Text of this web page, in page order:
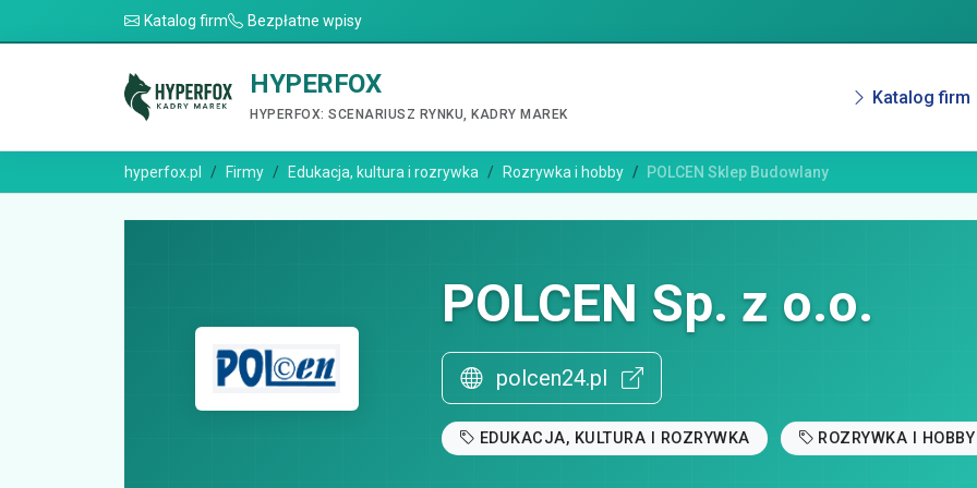
Katalog firm Bezpłatne wpisy
HYPERFOX
HYPERFOX: SCENARIUSZ RYNKU, KADRY MAREK
Katalog firm
hyperfox.pl Firmy Edukacja, kultura i rozrywka Rozrywka i hobby POLCEN Sklep Budowlany
POLCEN Sp. z o.o.
polcen24.pl
EDUKACJA, KULTURA I ROZRYWKA ROZRYWKA I HOBBY